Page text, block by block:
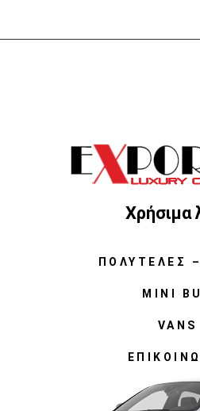
Χρήσιμα
ΠΟΛΥΤΕΛΈΣ
MINI
VANS